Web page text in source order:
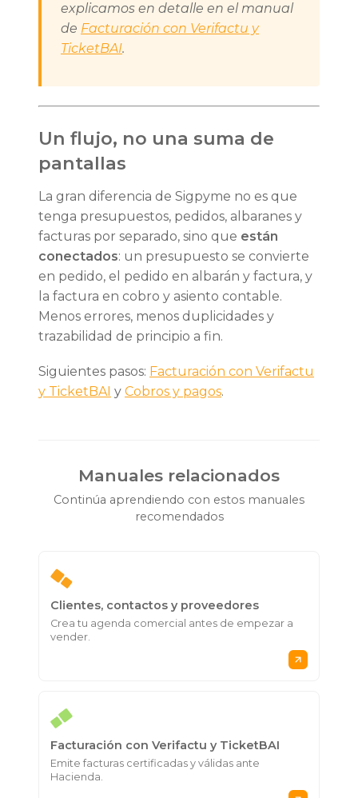
explicamos en detalle en el manual
de Facturación con Verifactu y
TicketBAI.
Un flujo, no una suma de
pantallas
La gran diferencia de Sigpyme no es que
tenga presupuestos, pedidos, albaranes y
facturas por separado, sino que están
conectados: un presupuesto se convierte
en pedido, el pedido en albarán y factura, y
la factura en cobro y asiento contable.
Menos errores, menos duplicidades y
trazabilidad de principio a fin.
Siguientes pasos: Facturación con Verifactu
y TicketBAI y Cobros y pagos.
Manuales relacionados
Continúa aprendiendo con estos manuales
recomendados
Clientes, contactos y proveedores
Crea tu agenda comercial antes de empezar a
vender.
Facturación con Verifactu y TicketBAI
Emite facturas certificadas y válidas ante
Hacienda.